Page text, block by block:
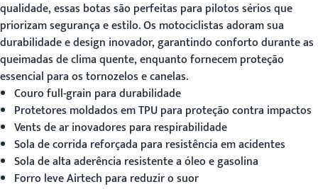
qualidade, essas botas são perfeitas para pilotos sérios que
priorizam segurança e estilo. Os motociclistas adoram sua
durabilidade e design inovador, garantindo conforto durante as
queimadas de clima quente, enquanto fornecem proteção
essencial para os tornozelos e canelas.
Couro full-grain para durabilidade
Protetores moldados em TPU para proteção contra impactos
Vents de ar inovadores para respirabilidade
Sola de corrida reforçada para resistência em acidentes
Sola de alta aderência resistente a óleo e gasolina
Forro leve Airtech para reduzir o suor